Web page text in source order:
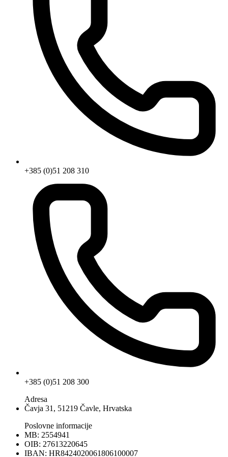
+385 (0)51 208 310
+385 (0)51 208 300
Adresa
Čavja 31, 51219 Čavle, Hrvatska
Poslovne informacije
MB: 2554941
OIB: 27613220645
IBAN: HR8424020061806100007